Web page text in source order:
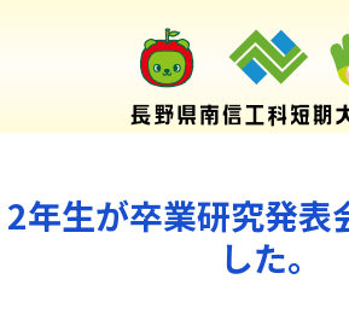
2年生が卒業研究発表
した。